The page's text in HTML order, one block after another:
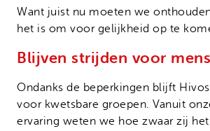
Want juist nu moeten we
het is om voor gelijkheid op te
Blijven strijden voor
Ondanks de beperkingen blijft
voor kwetsbare groepen. Vanuit
ervaring weten we hoe zwaar zij